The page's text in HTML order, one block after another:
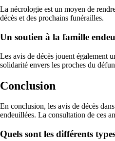
La nécrologie est un moyen de
décès et des prochains funérailles.
Un soutien à la famille
Les avis de décès jouent également
solidarité envers les proches du
Conclusion
En conclusion, les avis de décès
endeuillées. La consultation de ces
Quels sont les différents